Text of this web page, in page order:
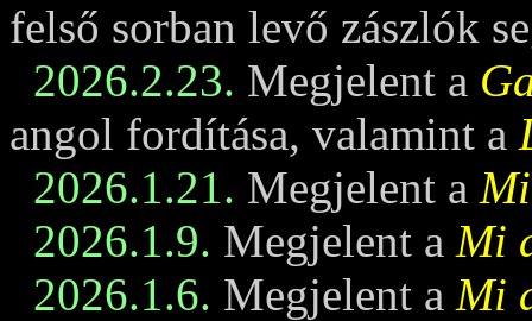
felső sorban levő zászlók
2026.2.23. Megjelent a
angol fordítása, valamint a
2026.1.21. Megjelent a
2026.1.9. Megjelent a Mi
2026.1.6. Megjelent a Mi